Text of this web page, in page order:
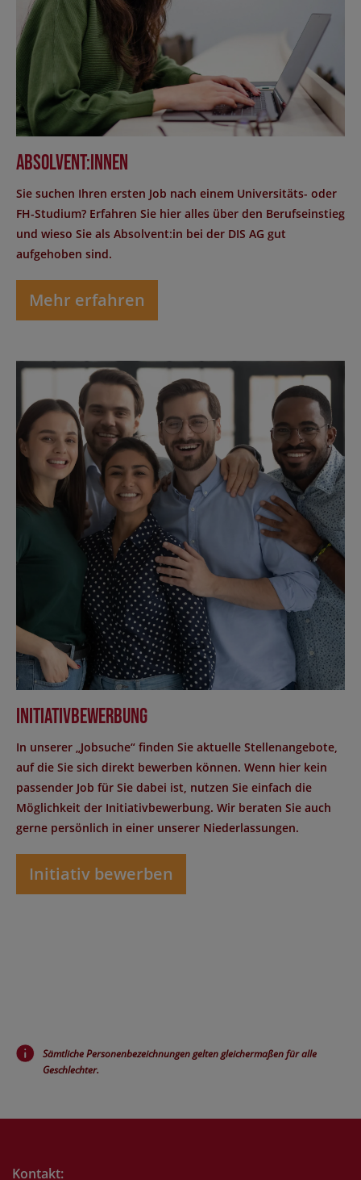
Absolvent:innen
Sie suchen Ihren ersten Job nach einem Universitäts- oder
FH-Studium? Erfahren Sie hier alles über den Berufseinstieg
und wieso Sie als Absolvent:in bei der DIS AG gut
aufgehoben sind.
Mehr erfahren
Initiativbewerbung
In unserer „Jobsuche“ finden Sie aktuelle Stellenangebote,
auf die Sie sich direkt bewerben können. Wenn hier kein
passender Job für Sie dabei ist, nutzen Sie einfach die
Möglichkeit der Initiativbewerbung. Wir beraten Sie auch
gerne persönlich in einer unserer Niederlassungen.
Initiativ bewerben
Sämtliche Personenbezeichnungen gelten gleichermaßen für alle
Geschlechter.
Kontakt: